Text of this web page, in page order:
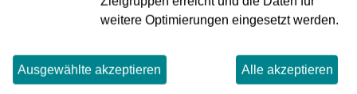
Jetzt bewerben
weitere Optimierungen eingesetzt werden.
Ausgewählte akzeptieren Alle akzeptieren